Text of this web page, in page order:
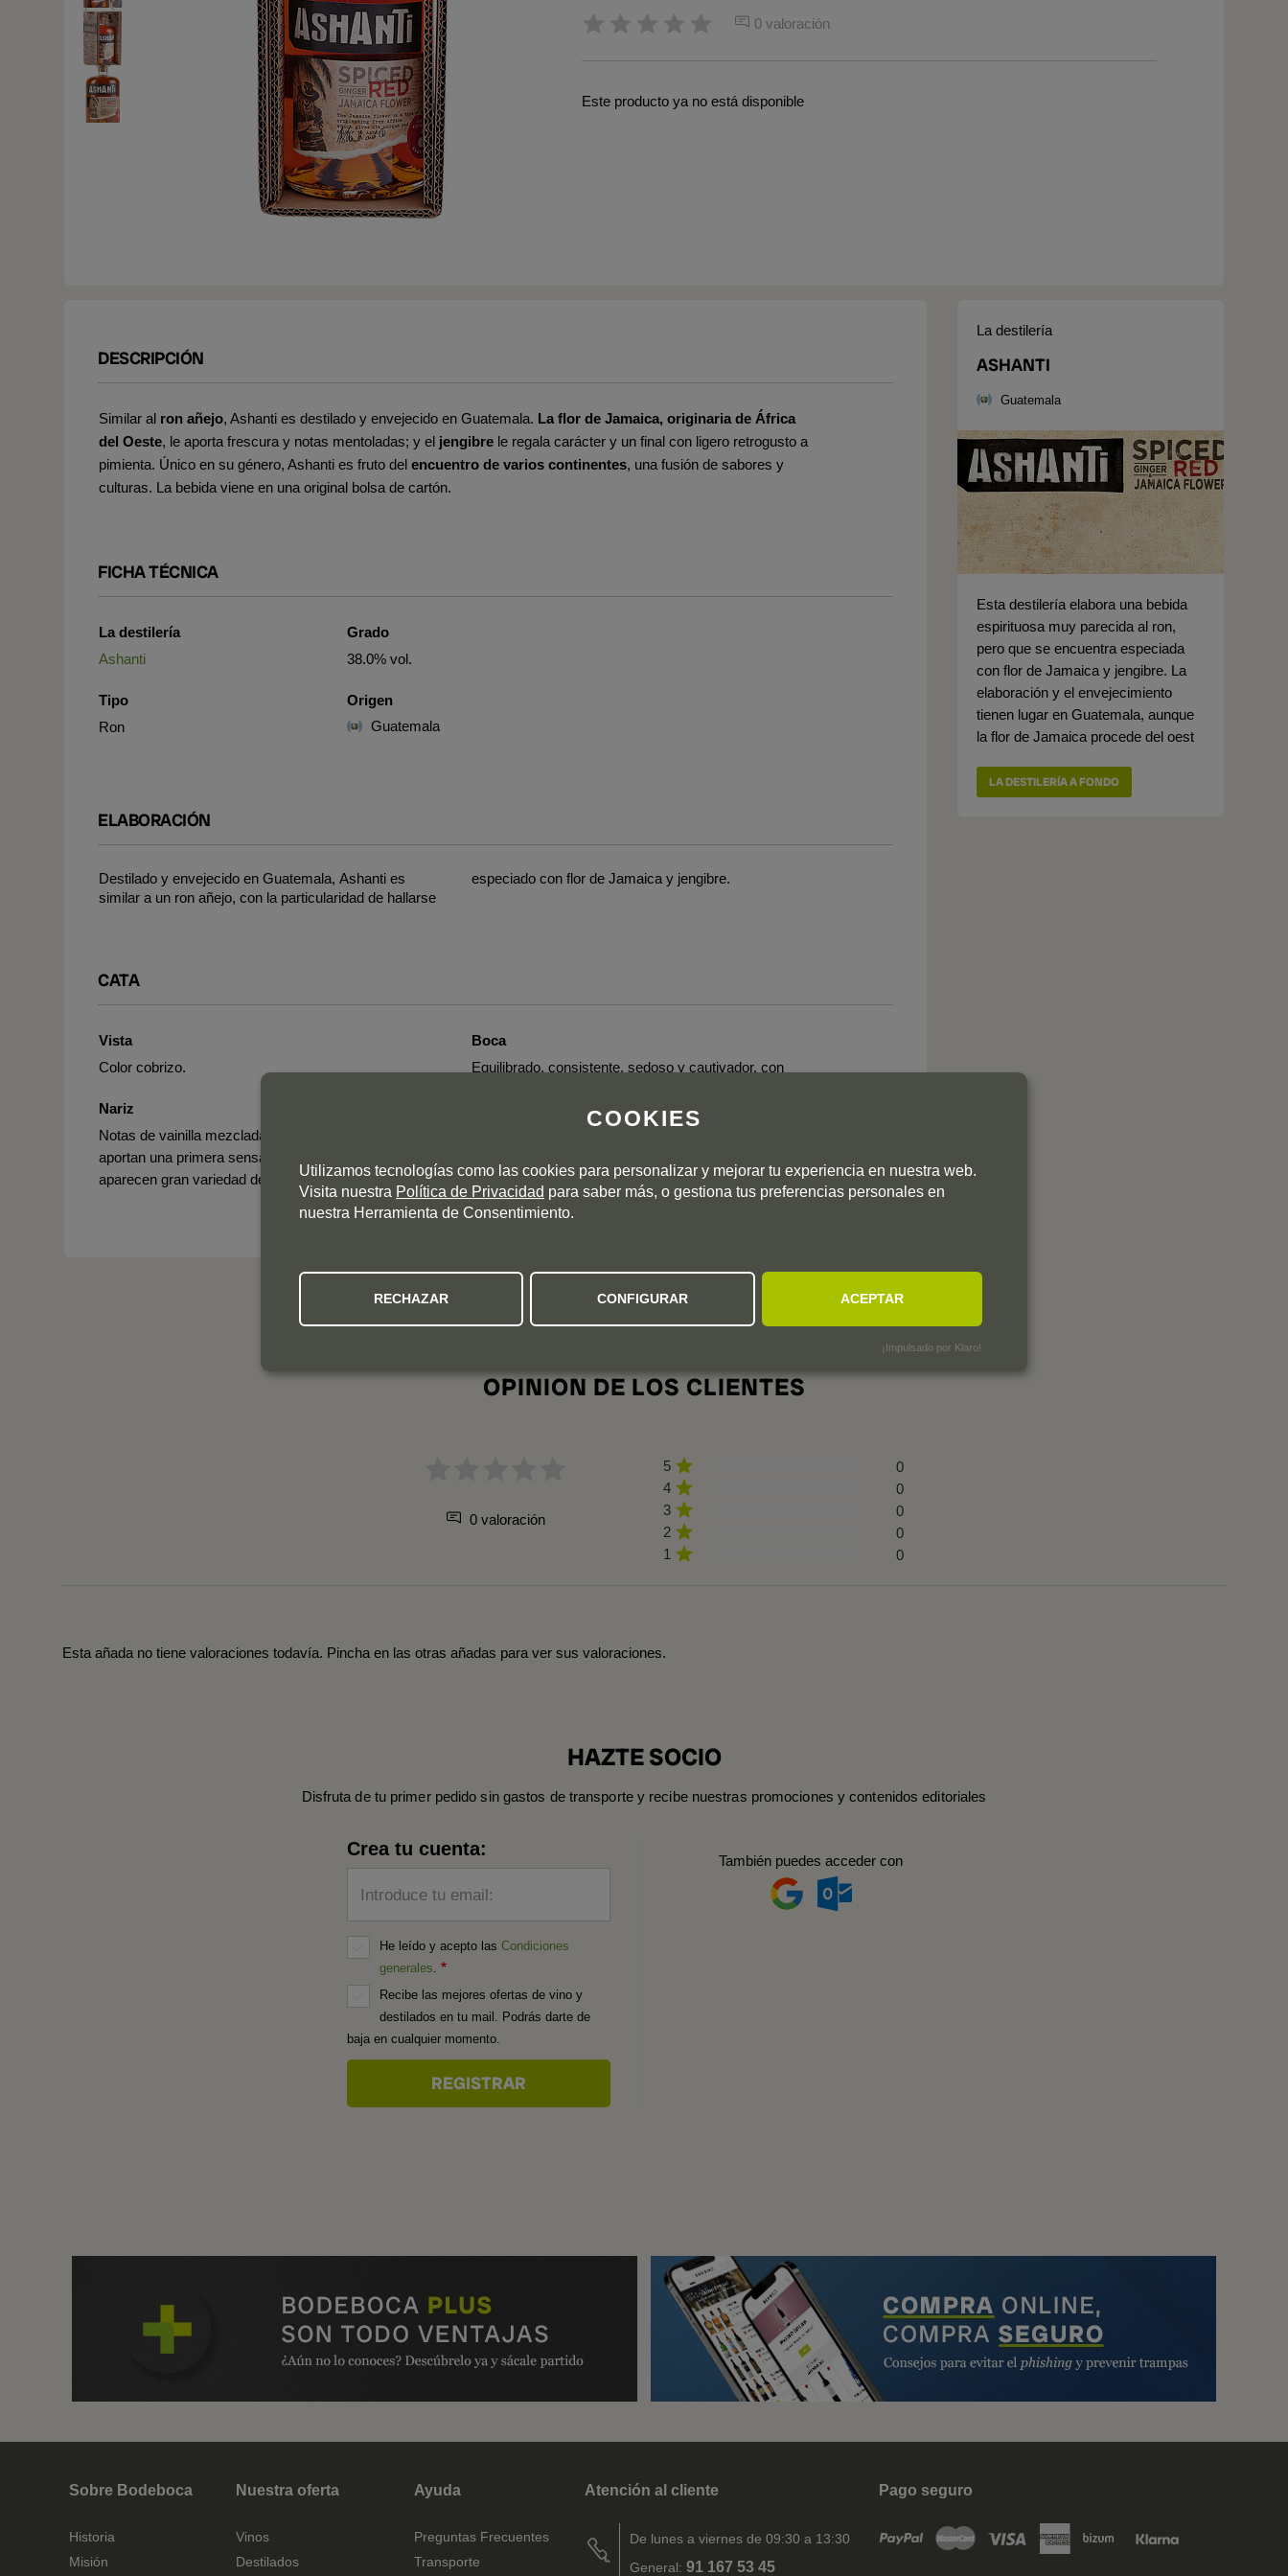
0 valoración
Este producto ya no está disponible
DESCRIPCIÓN
Similar al ron añejo, Ashanti es destilado y envejecido en Guatemala. La flor de Jamaica, originaria de África
del Oeste, le aporta frescura y notas mentoladas; y el jengibre le regala carácter y un final con ligero retrogusto a
pimienta. Único en su género, Ashanti es fruto del encuentro de varios continentes, una fusión de sabores y
culturas. La bebida viene en una original bolsa de cartón.
FICHA TÉCNICA
La destilería
Ashanti
Tipo
Ron
Grado
38.0% vol.
Origen
Guatemala
ELABORACIÓN
Destilado y envejecido en Guatemala, Ashanti es
similar a un ron añejo, con la particularidad de hallarse
especiado con flor de Jamaica y jengibre.
CATA
Vista
Color cobrizo.
Nariz
Notas de vainilla mezcladas con aromas cítricos que
aportan una primera sensación de frescura. Luego,
aparecen gran variedad de esencias y especias.
Boca
Equilibrado, consistente, sedoso y cautivador, con
La destilería
ASHANTI
Guatemala
Esta destilería elabora una bebida
espirituosa muy parecida al ron,
pero que se encuentra especiada
con flor de Jamaica y jengibre. La
elaboración y el envejecimiento
tienen lugar en Guatemala, aunque
la flor de Jamaica procede del oest
LA DESTILERÍA A FONDO
OPINION DE LOS CLIENTES
0 valoración
5
0
4
0
3
0
2
0
1
0
Esta añada no tiene valoraciones todavía. Pincha en las otras añadas para ver sus valoraciones.
HAZTE SOCIO
Disfruta de tu primer pedido sin gastos de transporte y recibe nuestras promociones y contenidos editoriales
Crea tu cuenta:
Introduce tu email:
He leído y acepto las Condiciones
generales.
Recibe las mejores ofertas de vino y
destilados en tu mail. Podrás darte de
baja en cualquier momento.
También puedes acceder con
Sobre Bodeboca
Historia
Misión
Nuestra oferta
Vinos
Destilados
Ayuda
Preguntas Frecuentes
Transporte
Atención al cliente
De lunes a viernes de 09:30 a 13:30
General: 91 167 53 45
Pago seguro
COOKIES
Utilizamos tecnologías como las cookies para personalizar y mejorar tu experiencia en nuestra web.
Visita nuestra Política de Privacidad para saber más, o gestiona tus preferencias personales en
nuestra Herramienta de Consentimiento.
RECHAZAR CONFIGURAR ACEPTAR
¡Impulsado por Klaro!